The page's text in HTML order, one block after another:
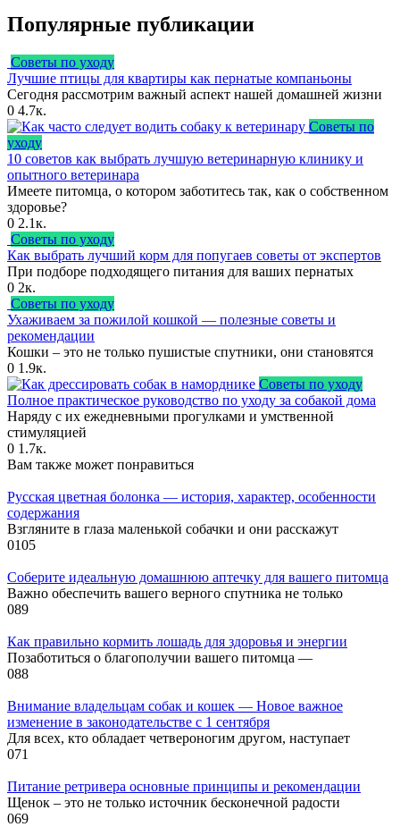
Популярные публикации
Советы по уходу
Лучшие птицы для квартиры как пернатые компаньоны
Сегодня рассмотрим важный аспект нашей домашней жизни
0 4.7к.
Советы по
уходу
10 советов как выбрать лучшую ветеринарную клинику и
опытного ветеринара
Имеете питомца, о котором заботитесь так, как о собственном
здоровье?
0 2.1к.
Советы по уходу
Как выбрать лучший корм для попугаев советы от экспертов
При подборе подходящего питания для ваших пернатых
0 2к.
Советы по уходу
Ухаживаем за пожилой кошкой — полезные советы и
рекомендации
Кошки – это не только пушистые спутники, они становятся
0 1.9к.
Советы по уходу
Полное практическое руководство по уходу за собакой дома
Наряду с их ежедневными прогулками и умственной
стимуляцией
0 1.7к.
Вам также может понравиться
Русская цветная болонка — история, характер, особенности
содержания
Взгляните в глаза маленькой собачки и они расскажут
0105
Соберите идеальную домашнюю аптечку для вашего питомца
Важно обеспечить вашего верного спутника не только
089
Как правильно кормить лошадь для здоровья и энергии
Позаботиться о благополучии вашего питомца —
088
Внимание владельцам собак и кошек — Новое важное
изменение в законодательстве с 1 сентября
Для всех, кто обладает четвероногим другом, наступает
071
Питание ретривера основные принципы и рекомендации
Щенок – это не только источник бесконечной радости
069